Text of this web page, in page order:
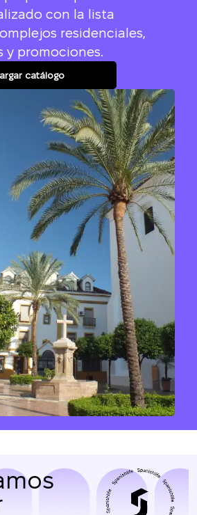
con la lista
residenciales,
y promociones.
catálogo